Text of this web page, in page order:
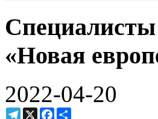
«Новая
2022-04-20
Telegram
X Facebook